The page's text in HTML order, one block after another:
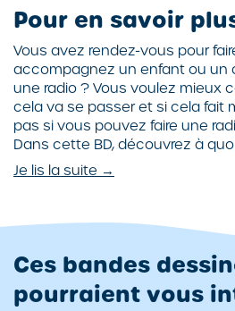
Pour en savoir
Vous avez rendez-vous pour
accompagnez un enfant ou un
une radio ? Vous voulez mieux
cela va se passer et si cela fait
pas si vous pouvez faire une
Dans cette BD, découvrez à
Je lis la suite →
Ces bandes
pourraient vous